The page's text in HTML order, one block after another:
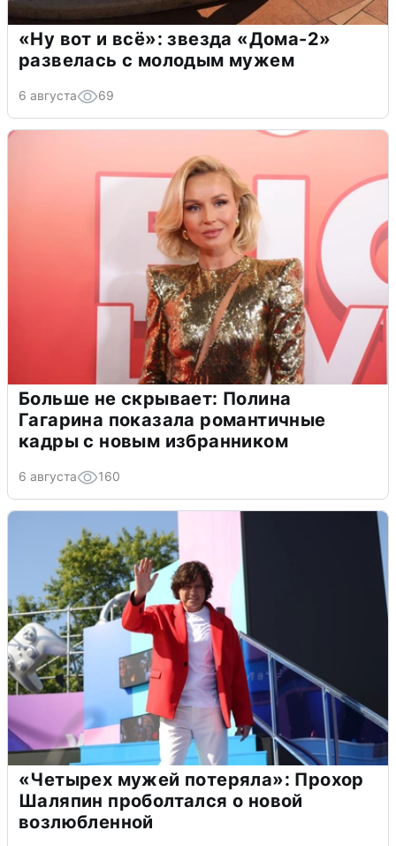
«Ну вот и всё»: звезда «Дома-2»
развелась с молодым мужем
6 августа 69
Больше не скрывает: Полина
Гагарина показала романтичные
кадры с новым избранником
6 августа 160
«Четырех мужей потеряла»: Прохор
Шаляпин проболтался о новой
возлюбленной